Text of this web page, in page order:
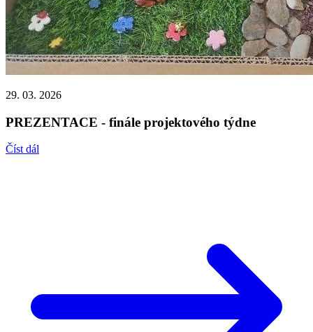
29. 03. 2026
PREZENTACE - finále projektového týdne
Číst dál